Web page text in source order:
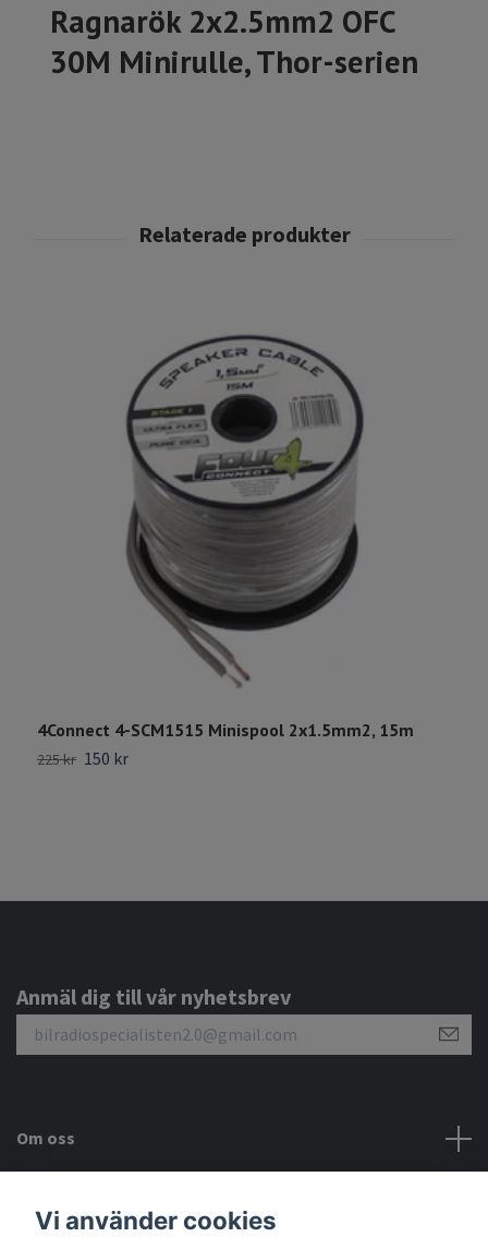
Ragnarök 2x2.5mm2 OFC
30M Minirulle, Thor-serien
4Connect 4-SCM1515 Minispool 2x1.5mm2, 15m
225 kr 150 kr
Anmäl dig till vår nyhetsbrev
Om oss
Vi använder cookies